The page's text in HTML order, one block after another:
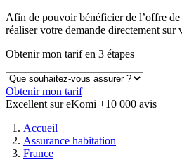
Afin de pouvoir bénéficier de l’offre
réaliser votre demande directement sur
Obtenir mon tarif en 3 étapes
Obtenir mon tarif
Excellent sur eKomi +10 000 avis
Accueil
Assurance habitation
France